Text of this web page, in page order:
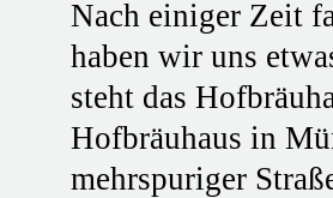
Nach einiger Zeit
haben wir uns
steht das
Hofbräuhaus in
mehrspuriger